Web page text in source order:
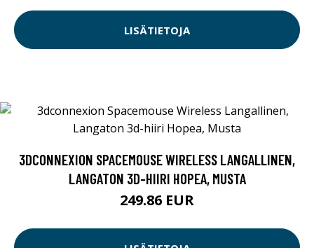
LISÄTIETOJA
3DCONNEXION SPACEMOUSE WIRELESS LANGALLINEN,
LANGATON 3D-HIIRI HOPEA, MUSTA
249.86 EUR